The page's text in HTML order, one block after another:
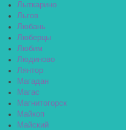
Лыткарино
Льгов
Любань
Люберцы
Любим
Людиново
Лянтор
Магадан
Магас
Магнитогорск
Майкоп
Майский